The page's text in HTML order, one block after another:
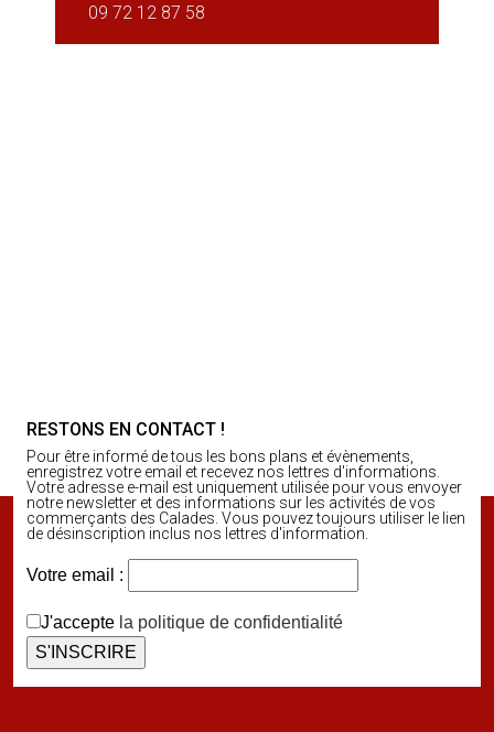
09 72 12 87 58
RESTONS EN CONTACT !
Pour être informé de tous les bons plans et évènements,
enregistrez votre email et recevez nos lettres d'informations.
Votre adresse e-mail est uniquement utilisée pour vous envoyer
notre newsletter et des informations sur les activités de vos
commerçants des Calades. Vous pouvez toujours utiliser le lien
de désinscription inclus nos lettres d'information.
Votre email :
J'accepte la politique de confidentialité